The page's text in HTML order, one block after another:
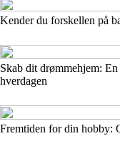
Kender du forskellen på
Skab dit drømmehjem:
hverdagen
Fremtiden for din hobby: